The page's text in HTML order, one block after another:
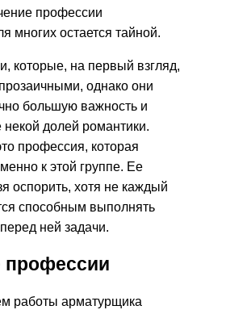
профессии
многих остается тайной.
которые, на первый взгляд,
однако они
большую важность и
долей романтики.
профессия, которая
к этой группе. Ее
оспорить, хотя не каждый
способным выполнять
ней задачи.
профессии
работы арматурщика